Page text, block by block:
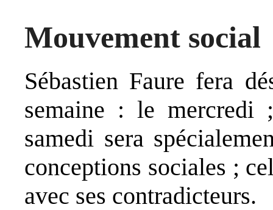
Mouvement social
Sébastien Faure fera
semaine : le mercredi
samedi sera
conceptions sociales ;
avec ses contradicteurs.